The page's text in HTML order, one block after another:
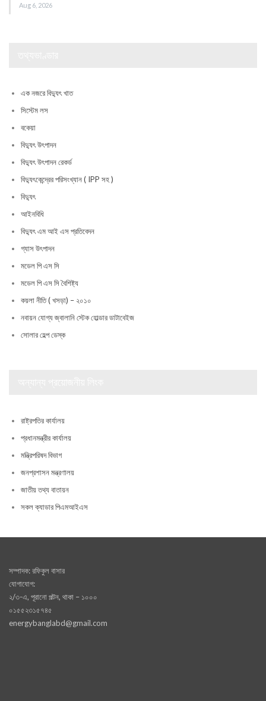
Aug 6, 2026
এক নজরে বিদ্যুৎ খাত
সিস্টেম লস
বকেয়া
বিদ্যুৎ উৎপাদন
বিদ্যুৎ উৎপাদন রেকর্ড
বিদ্যুৎকেন্দ্রের পরিসংখ্যান ( IPP সহ )
বিদ্যুৎ
আইনবিধি
বিদ্যুৎ এম আই এস প্রতিবেদন
গ্যাস উৎপাদন
মডেল পি এস সি
মডেল পি এস সি বৈশিষ্ট্য
কয়লা নীতি ( খসড়া) – ২০১০
নবায়ন যোগ্য জ্বালানি স্টেক হোল্ডার ডাটাবেইজ
সোলার হেল্প ডেস্ক
রাষ্ট্রপতির কার্যালয়
প্রধানমন্ত্রীর কার্যালয়
মন্ত্রিপরিষদ বিভাগ
জনপ্রশাসন মন্ত্রণালয়
জাতীয় তথ্য বাতায়ন
সকল ক্যাডার পিএমআইএস
সম্পাদক: রফিকুল বাসার
যোগাযোগ:
২/৩-এ, পূরানো পল্টন, থাকা – ১০০০
০১৫৫২৩১৫৭৪৫
energybanglabd@gmail.com